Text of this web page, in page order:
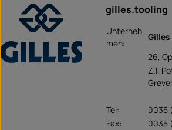
gilles.tooling
Unterneh
men:
Gilles
26,
Z.I.
Tel:
0035
Fax:
0035